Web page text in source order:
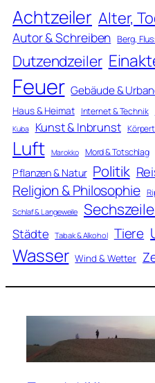
Achtzeiler Alter,
Autor & Schreiben Berg,
Dutzendzeiler
Feuer Gebäude &
Haus & Heimat Internet & Technik
Kuba Kunst & Inbrunst
Luft Marokko Mord & Totschlag
Pflanzen & Natur Politik
Religion & Philosophie
Schlaf & Langeweile
Städte Tabak & Alkohol Tiere
Wasser Wind & Wetter